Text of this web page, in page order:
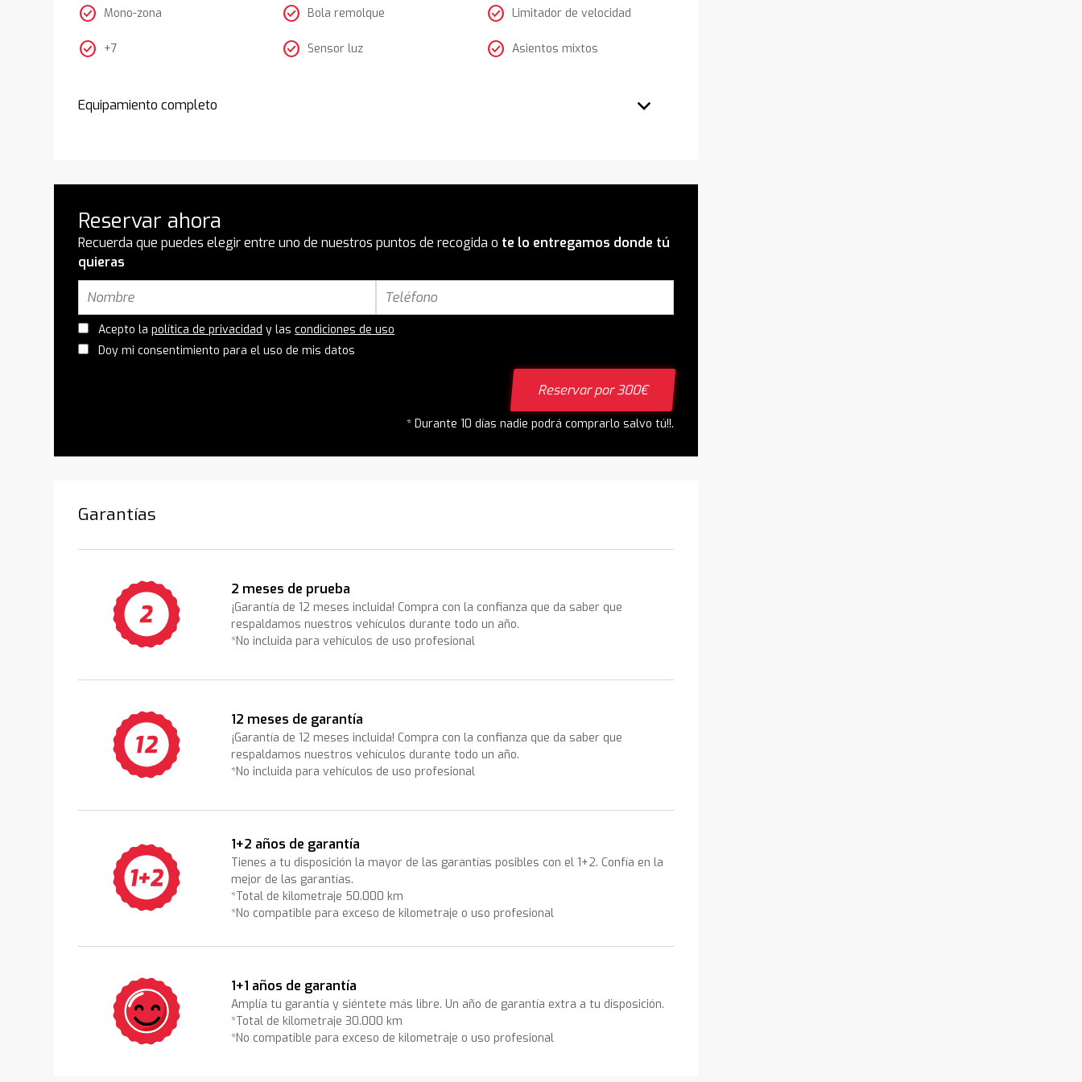
check_circle Mono-zona
check_circle +7
check_circle Bola remolque
check_circle Sensor luz
check_circle Limitador de velocidad
check_circle Asientos mixtos
Equipamiento completo
Reservar ahora
Recuerda que puedes elegir entre uno de nuestros puntos de recogida o te lo entregamos donde tú
quieras
Acepto lapolítica de privacidad y lascondiciones de uso
Doy mi consentimiento para el uso de mis datos
Reservar por 300€
* Durante 10 días nadie podrá comprarlo salvo tú!!.
Garantías
2 meses de prueba
¡Garantía de 12 meses incluida! Compra con la confianza que da saber que
respaldamos nuestros vehículos durante todo un año.
*No incluida para vehículos de uso profesional
12 meses de garantía
¡Garantía de 12 meses incluida! Compra con la confianza que da saber que
respaldamos nuestros vehículos durante todo un año.
*No incluida para vehículos de uso profesional
1+2 años de garantía
Tienes a tu disposición la mayor de las garantías posibles con el 1+2. Confía en la
mejor de las garantías.
*Total de kilometraje 50.000 km
*No compatible para exceso de kilometraje o uso profesional
1+1 años de garantía
Amplía tu garantía y siéntete más libre. Un año de garantía extra a tu disposición.
*Total de kilometraje 30.000 km
*No compatible para exceso de kilometraje o uso profesional